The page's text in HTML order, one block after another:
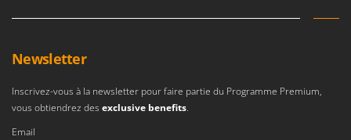
Newsletter
Inscrivez-vous à la newsletter pour faire partie du Programme Premium,
vous obtiendrez des exclusive benefits.
Email